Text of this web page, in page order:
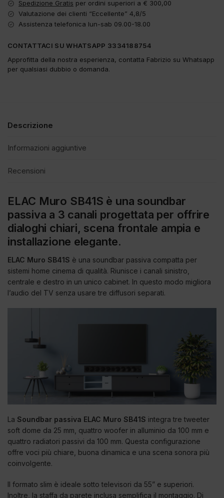
Spedizione Gratis per ordini superiori a € 300,00
Valutazione dei clienti “Eccellente” 4,8/5
Assistenza telefonica lun-sab 09.00-18.00
CONTATTACI SU WHATSAPP 3334188754
Approfitta della nostra esperienza, contatta Fabrizio su Whatsapp
per qualsiasi dubbio o domanda.
Descrizione
Informazioni aggiuntive
Recensioni
ELAC Muro SB41S è una soundbar
passiva a 3 canali progettata per offrire
dialoghi chiari, scena frontale ampia e
installazione elegante.
ELAC Muro SB41S è una soundbar passiva compatta per
sistemi home cinema di qualità. Riunisce i canali sinistro,
centrale e destro in un unico cabinet. In questo modo migliora
l’audio del TV senza usare tre diffusori separati.
La Soundbar passiva ELAC Muro SB41S integra tre tweeter
soft dome da 25 mm, quattro woofer in alluminio da 100 mm e
quattro radiatori passivi da 100 mm. Questa configurazione
offre voci più chiare, buona dinamica e una scena sonora più
coinvolgente.
Il formato slim è ideale sotto televisori da 55” e superiori.
Inoltre, la staffa da parete inclusa semplifica il montaggio. Di